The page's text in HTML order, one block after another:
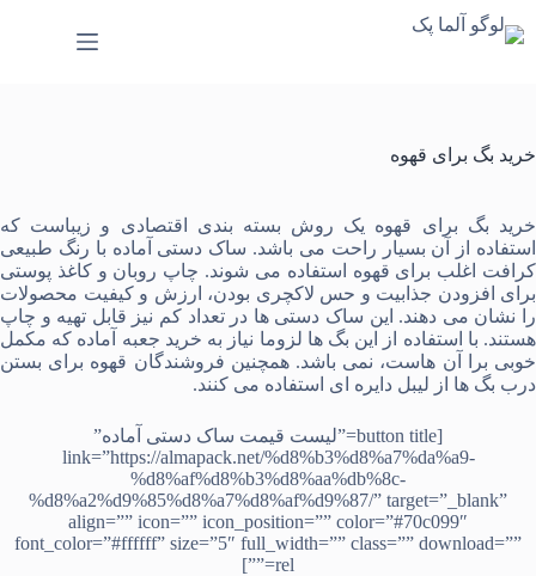
به
خرید بگ برای قهوه
خرید بگ برای قهوه یک روش بسته بندی اقتصادی و زیباست که
استفاده از آن بسیار راحت می باشد. ساک دستی آماده با رنگ طبیعی
کرافت اغلب برای قهوه استفاده می شوند. چاپ روبان وکاغذ پوستی
برای افزودن جذابیت و حس لاکچری بودن، ارزش و کیفیت محصولات
را نشان می دهند. این ساک دستی ها در تعداد کم نیز قابل تهیه و چاپ
هستند. با استفاده از این بگ ها لزوما نیاز به خرید جعبه آماده که مکمل
خوبی برا آن هاست، نمی باشد. همچنین فروشندگان قهوه برای بستن
درب بگ ها از لیبل دایره ای استفاده می کنند.
[button title=”لیست قیمت ساک دستی آماده”
link=”https://almapack.net/%d8%b3%d8%a7%da%a9-
%d8%af%d8%b3%d8%aa%db%8c-
%d8%a2%d9%85%d8%a7%d8%af%d9%87/” target=”_blank”
align=”” icon=”” icon_position=”” color=”#70c099″
font_color=”#ffffff” size=”5″ full_width=”” class=”” download=””
rel=””]